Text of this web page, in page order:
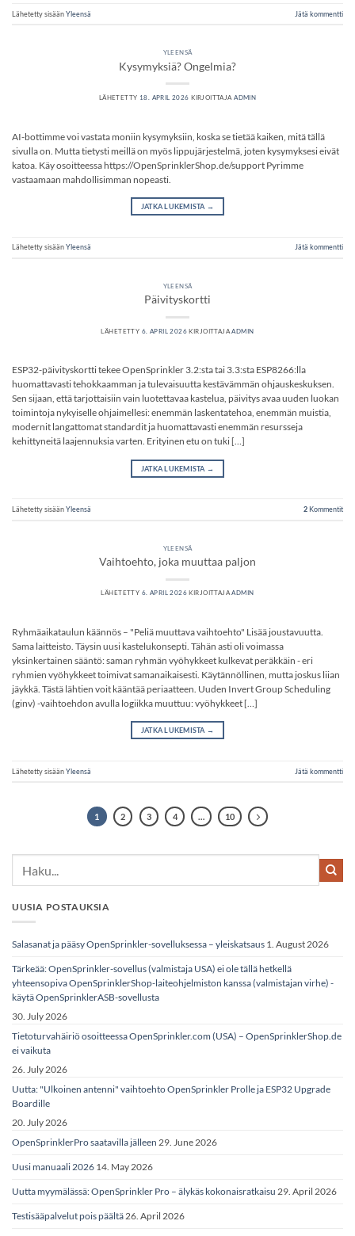
Lähetetty sisäänYleensä Jätä kommentti
YLEENSÄ
Kysymyksiä? Ongelmia?
LÄHETETTY 18. APRIL 2026 KIRJOITTAJAADMIN
AI-bottimme voi vastata moniin kysymyksiin, koska se tietää kaiken, mitä tällä
sivulla on. Mutta tietysti meillä on myös lippujärjestelmä, joten kysymyksesi eivät
katoa. Käy osoitteessa https://OpenSprinklerShop.de/support Pyrimme
vastaamaan mahdollisimman nopeasti.
JATKA LUKEMISTA →
Lähetetty sisäänYleensä Jätä kommentti
YLEENSÄ
Päivityskortti
LÄHETETTY 6. APRIL 2026 KIRJOITTAJAADMIN
ESP32-päivityskortti tekee OpenSprinkler 3.2:sta tai 3.3:sta ESP8266:lla
huomattavasti tehokkaamman ja tulevaisuutta kestävämmän ohjauskeskuksen.
Sen sijaan, että tarjottaisiin vain luotettavaa kastelua, päivitys avaa uuden luokan
toimintoja nykyiselle ohjaimellesi: enemmän laskentatehoa, enemmän muistia,
modernit langattomat standardit ja huomattavasti enemmän resursseja
kehittyneitä laajennuksia varten. Erityinen etu on tuki […]
JATKA LUKEMISTA →
Lähetetty sisäänYleensä 2Kommentit
YLEENSÄ
Vaihtoehto, joka muuttaa paljon
LÄHETETTY 6. APRIL 2026 KIRJOITTAJAADMIN
Ryhmäaikataulun käännös – "Peliä muuttava vaihtoehto" Lisää joustavuutta.
Sama laitteisto. Täysin uusi kastelukonsepti. Tähän asti oli voimassa
yksinkertainen sääntö: saman ryhmän vyöhykkeet kulkevat peräkkäin - eri
ryhmien vyöhykkeet toimivat samanaikaisesti. Käytännöllinen, mutta joskus liian
jäykkä. Tästä lähtien voit kääntää periaatteen. Uuden Invert Group Scheduling
(ginv) -vaihtoehdon avulla logiikka muuttuu: vyöhykkeet […]
JATKA LUKEMISTA →
Lähetetty sisäänYleensä Jätä kommentti
1 2 3 4 … 10
UUSIA POSTAUKSIA
Salasanat ja pääsy OpenSprinkler-sovelluksessa – yleiskatsaus 1. August 2026
Tärkeää: OpenSprinkler-sovellus (valmistaja USA) ei ole tällä hetkellä
yhteensopiva OpenSprinklerShop-laiteohjelmiston kanssa (valmistajan virhe) -
käytä OpenSprinklerASB-sovellusta
30. July 2026
Tietoturvahäiriö osoitteessa OpenSprinkler.com (USA) – OpenSprinklerShop.de
ei vaikuta
26. July 2026
Uutta: "Ulkoinen antenni" vaihtoehto OpenSprinkler Prolle ja ESP32 Upgrade
Boardille
20. July 2026
OpenSprinklerPro saatavilla jälleen 29. June 2026
Uusi manuaali 2026 14. May 2026
Uutta myymälässä: OpenSprinkler Pro – älykäs kokonaisratkaisu 29. April 2026
Testisääpalvelut pois päältä 26. April 2026